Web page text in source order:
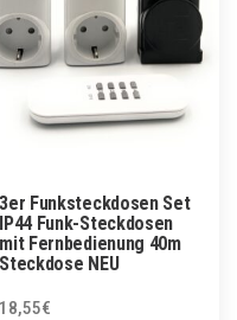
3er Funksteckdosen Set
IP44 Funk-Steckdosen
mit Fernbedienung 40m
Steckdose NEU
18,55€